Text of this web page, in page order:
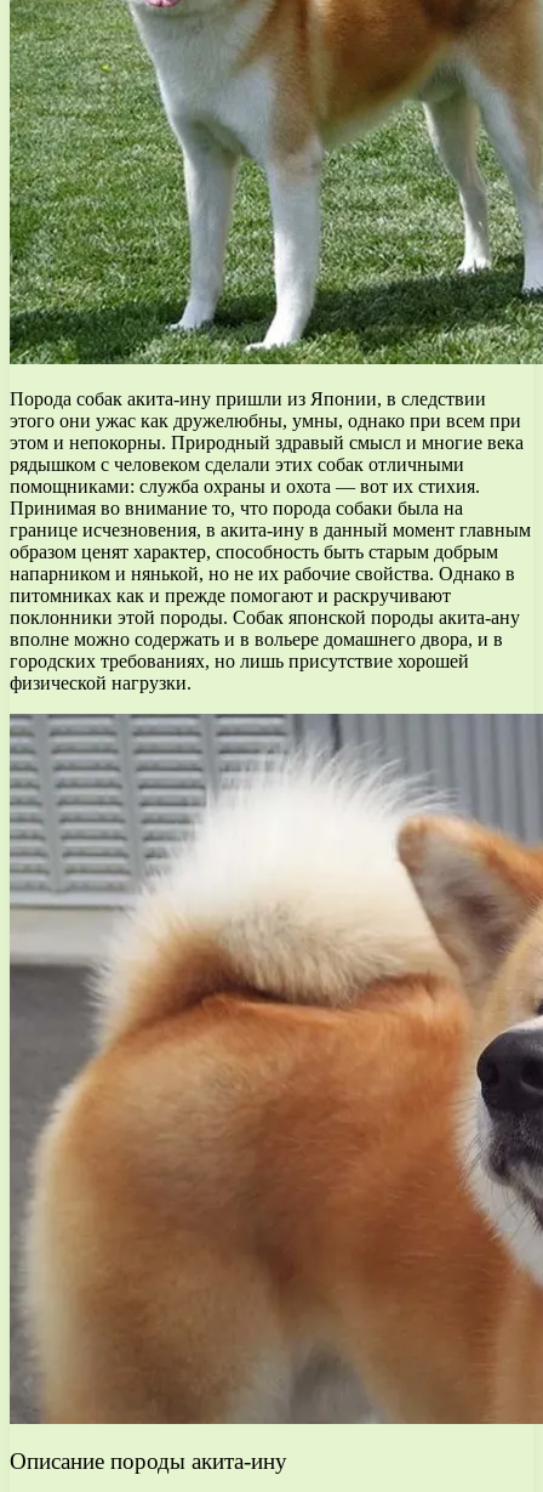
Порода собак акита-ину пришли из Японии, в следствии
этого они ужас как дружелюбны, умны, однако при всем при
этом и непокорны. Природный здравый смысл и многие века
рядышком с человеком сделали этих собак отличными
помощниками: служба охраны и охота — вот их стихия.
Принимая во внимание то, что порода собаки была на
границе исчезновения, в акита-ину в данный момент главным
образом ценят характер, способность быть старым добрым
напарником и нянькой, но не их рабочие свойства. Однако в
питомниках как и прежде помогают и раскручивают
поклонники этой породы. Собак японской породы акита-ану
вполне можно содержать и в вольере домашнего двора, и в
городских требованиях, но лишь присутствие хорошей
физической нагрузки.
Описание породы акита-ину